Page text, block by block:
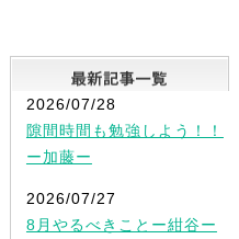
2026/07/28
隙間時間も勉強しよう！！
ー加藤ー
2026/07/27
8月やるべきことー紺谷ー